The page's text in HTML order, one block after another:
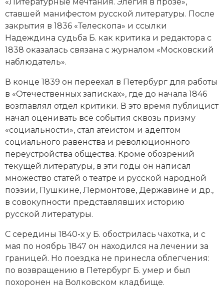
Новейшая история
Нумизматика
Образование
Общественные объединения и организации
Политическая история
Революции и народные движения
Религия и церковь
Россия
Северная Америка
Социально-экономическая история
Специальные исторические дисциплины
СССР
Южная Америка
ставшей манифестом русской литературы. После
закрытия в 1836 «Телескопа» и ссылки
Надеждина судьба Б. как критика и редактора с
1838 оказалась связана с журналом «Москов­ский
наблюдатель».
В конце 1839 он переехал в Петербург для работы
в «Отечественных записках», где до начала 1846
возглавлял отдел критики. В это время публицист
начал оценивать все события сквозь призму
«социальности», стал атеистом и адептом
социального равенства и революционного
переустройства общества. Кроме обозрений
текущей литературы, в эти годы он написал
множество статей о театре и русской народной
поэзии, Пушкине, Лермонтове, Державине и др.,
в совокупности представлявших историю
русской литературы.
С середины 1840-х у Б. обострилась чахотка, и с
мая по ноябрь 1847 он находился на лечении за
границей. Но поездка не принесла облегчения:
по возвращению в Петербург Б. умер и был
похоронен на Волковском кладбище.